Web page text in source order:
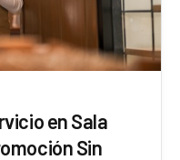
en Sala
Sin